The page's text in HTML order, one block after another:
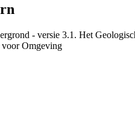
- versie 3.1. Het
voor Omgeving